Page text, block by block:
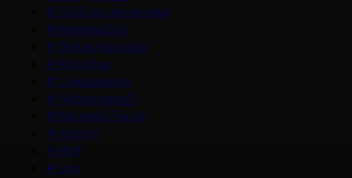
#Любовь Аксенова
# Милана Бру
#Зубастая няня
# Колобок
# Смешарики
# Чебурашка 3
# Матвей Лыков
#Холод
# НМГ
# док